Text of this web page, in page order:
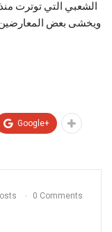
ويخشى بعض المعارضين
Google+
0 Comments